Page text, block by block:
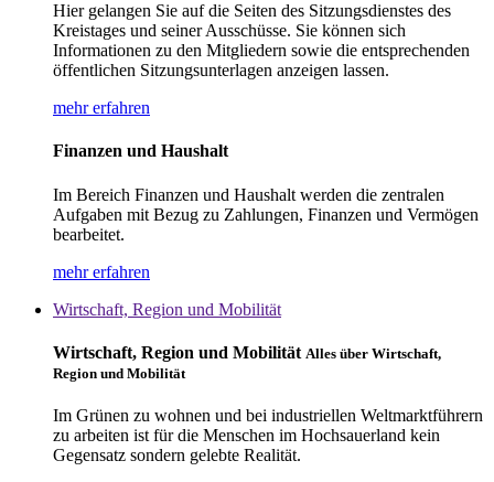
Hier gelangen Sie auf die Seiten des Sitzungsdienstes des
Kreistages und seiner Ausschüsse. Sie können sich
Informationen zu den Mitgliedern sowie die entsprechenden
öffentlichen Sitzungsunterlagen anzeigen lassen.
mehr erfahren
Finanzen und Haushalt
Im Bereich Finanzen und Haushalt werden die zentralen
Aufgaben mit Bezug zu Zahlungen, Finanzen und Vermögen
bearbeitet.
mehr erfahren
Wirtschaft, Region und Mobilität
Wirtschaft, Region und Mobilität Alles über Wirtschaft,
Region und Mobilität
Im Grünen zu wohnen und bei industriellen Weltmarktführern
zu arbeiten ist für die Menschen im Hochsauerland kein
Gegensatz sondern gelebte Realität.